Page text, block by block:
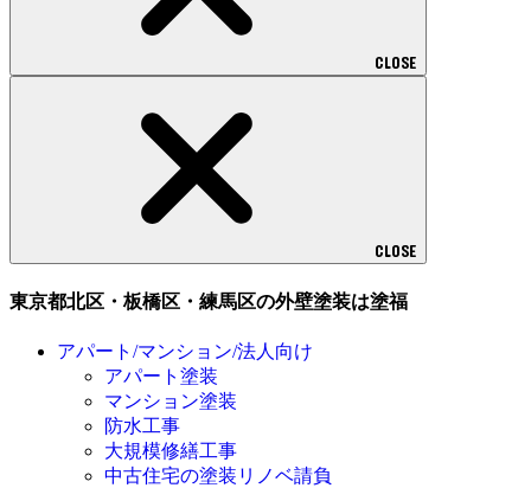
CLOSE
CLOSE
東京都北区・板橋区・練馬区の外壁塗装は塗福
アパート/マンション/法人向け
アパート塗装
マンション塗装
防水工事
大規模修繕工事
中古住宅の塗装リノベ請負